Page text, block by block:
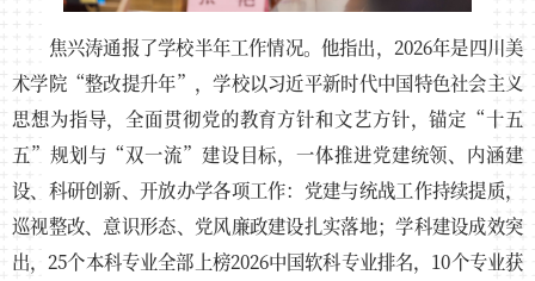
焦兴涛通报了学校半年工作情况。他指出，2026年是四川美
术学院“整改提升年”，学校以习近平新时代中国特色社会主义
思想为指导，全面贯彻党的教育方针和文艺方针，锚定“十五
五”规划与“双一流”建设目标，一体推进党建统领、内涵建
设、科研创新、开放办学各项工作：党建与统战工作持续提质，
巡视整改、意识形态、党风廉政建设扎实落地；学科建设成效突
出，25个本科专业全部上榜2026中国软科专业排名，10个专业获